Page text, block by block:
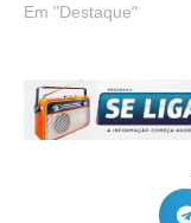
Em "Destaque"